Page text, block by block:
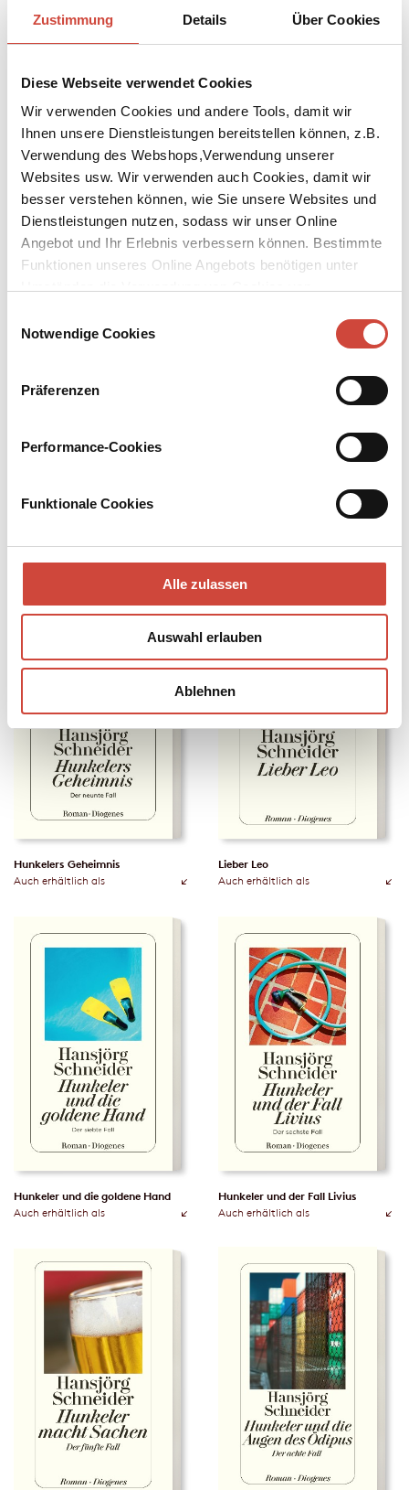
Zustimmung Details Über Cookies
Diese Webseite verwendet Cookies
Wir verwenden Cookies und andere Tools, damit wir
Ihnen unsere Dienstleistungen bereitstellen können, z.B.
Verwendung des Webshops,Verwendung unserer
Websites usw. Wir verwenden auch Cookies, damit wir
besser verstehen können, wie Sie unsere Websites und
Dienstleistungen nutzen, sodass wir unser Online
Angebot und Ihr Erlebnis verbessern können. Bestimmte
Funktionen unseres Online Angebots benötigen unter
Notwendige Cookies
Präferenzen
Performance-Cookies
Funktionale Cookies
Alle zulassen
Auswahl erlauben
Ablehnen
Der liebe Augustin
Auch erhältlich als
Kind der Aare
Auch erhältlich als
Auch erhältlich als Auch erhältlich als
Hunkelers Geheimnis
Auch erhältlich als
Lieber Leo
Auch erhältlich als
Hunkeler und die goldene Hand
Auch erhältlich als
Hunkeler und der Fall Livius
Auch erhältlich als